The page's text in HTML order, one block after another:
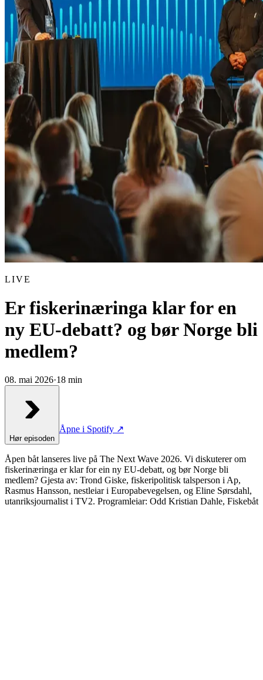
LIVE
Er fiskerinæringa klar for en
ny EU-debatt? og bør Norge bli
medlem?
08. mai 2026·18 min
Hør episoden
Åpne i Spotify ↗
Åpen båt lanseres live på The Next Wave 2026. Vi diskuterer om
fiskerinæringa er klar for ein ny EU-debatt, og bør Norge bli
medlem? Gjesta av: Trond Giske, fiskeripolitisk talsperson i Ap,
Rasmus Hansson, nestleiar i Europabevegelsen, og Eline Sørsdahl,
utanriksjournalist i TV2. Programleiar: Odd Kristian Dahle, Fiskebåt